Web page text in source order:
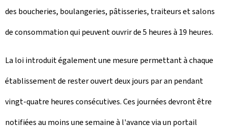
des boucheries, boulangeries, pâtisseries, traiteurs et salons
de consommation qui peuvent ouvrir de 5 heures à 19 heures.
La loi introduit également une mesure permettant à chaque
établissement de rester ouvert deux jours par an pendant
vingt-quatre heures consécutives. Ces journées devront être
notifiées au moins une semaine à l'avance via un portail